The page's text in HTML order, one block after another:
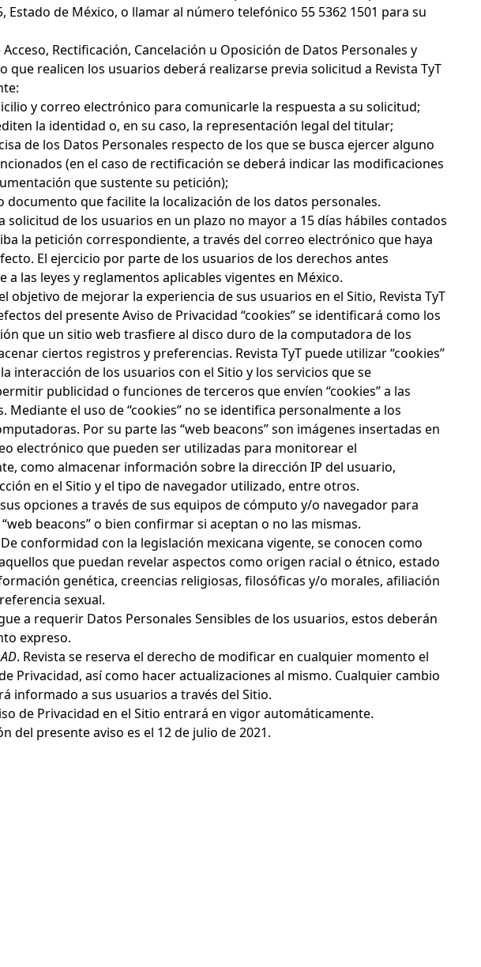
Estado de México, o llamar al número telefónico 55 5362 1501 para su
Rectificación, Cancelación u Oposición de Datos Personales y
que realicen los usuarios deberá realizarse previa solicitud a Revista TyT
y correo electrónico para comunicarle la respuesta a su solicitud;
la identidad o, en su caso, la representación legal del titular;
de los Datos Personales respecto de los que se busca ejercer alguno
(en el caso de rectificación se deberá indicar las modificaciones
que sustente su petición);
documento que facilite la localización de los datos personales.
solicitud de los usuarios en un plazo no mayor a 15 días hábiles contados
la petición correspondiente, a través del correo electrónico que haya
El ejercicio por parte de los usuarios de los derechos antes
a las leyes y reglamentos aplicables vigentes en México.
objetivo de mejorar la experiencia de sus usuarios en el Sitio, Revista TyT
del presente Aviso de Privacidad “cookies” se identificará como los
que un sitio web trasfiere al disco duro de la computadora de los
ciertos registros y preferencias. Revista TyT puede utilizar “cookies”
interacción de los usuarios con el Sitio y los servicios que se
publicidad o funciones de terceros que envíen “cookies” a las
el uso de “cookies” no se identifica personalmente a los
Por su parte las “web beacons” son imágenes insertadas en
electrónico que pueden ser utilizadas para monitorear el
como almacenar información sobre la dirección IP del usuario,
en el Sitio y el tipo de navegador utilizado, entre otros.
opciones a través de sus equipos de cómputo y/o navegador para
beacons” o bien confirmar si aceptan o no las mismas.
conformidad con la legislación mexicana vigente, se conocen como
que puedan revelar aspectos como origen racial o étnico, estado
genética, creencias religiosas, filosóficas y/o morales, afiliación
sexual.
a requerir Datos Personales Sensibles de los usuarios, estos deberán
expreso.
. Revista se reserva el derecho de modificar en cualquier momento el
Privacidad, así como hacer actualizaciones al mismo. Cualquier cambio
informado a sus usuarios a través del Sitio.
de Privacidad en el Sitio entrará en vigor automáticamente.
del presente aviso es el 12 de julio de 2021.